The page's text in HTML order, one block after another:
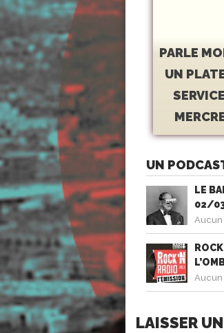
PARLE
UN
UN
LE
02/
LAISSER